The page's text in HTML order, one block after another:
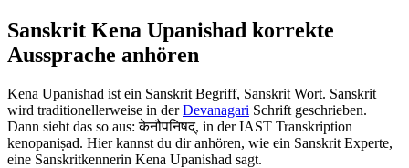
Sanskrit Kena Upanishad korrekte
Aussprache anhören
Kena Upanishad ist ein Sanskrit Begriff, Sanskrit Wort. Sanskrit
wird traditionellerweise in derDevanagari Schrift geschrieben.
Dann sieht das so aus: केनौपनिषद्, in der IAST Transkription
kenopaniṣad. Hier kannst du dir anhören, wie ein Sanskrit Experte,
eine Sanskritkennerin Kena Upanishad sagt.